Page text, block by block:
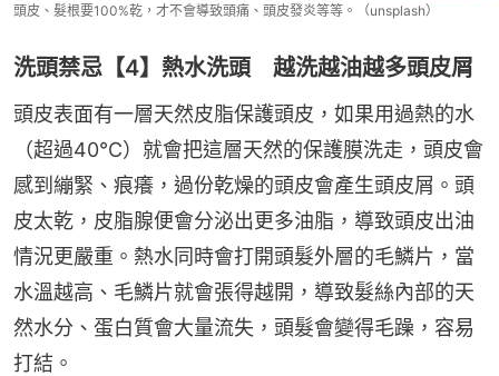
頭皮、髮根要100%乾，才不會導致頭痛、頭皮發炎等等。（unsplash）
洗頭禁忌【4】熱水洗頭 越洗越油越多頭皮屑
頭皮表面有一層天然皮脂保護頭皮，如果用過熱的水
（超過40℃）就會把這層天然的保護膜洗走，頭皮會
感到繃緊、痕癢，過份乾燥的頭皮會產生頭皮屑。頭
皮太乾，皮脂腺便會分泌出更多油脂，導致頭皮出油
情況更嚴重。熱水同時會打開頭髮外層的毛鱗片，當
水溫越高、毛鱗片就會張得越開，導致髮絲內部的天
然水分、蛋白質會大量流失，頭髮會變得毛躁，容易
打結。